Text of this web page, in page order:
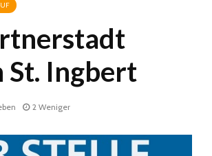
St. Ingbert
2 Weniger